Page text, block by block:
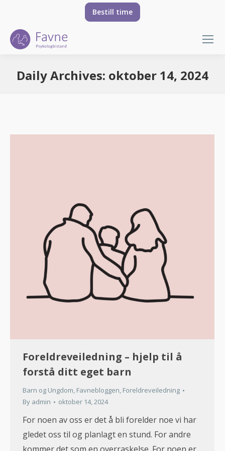
Bestill time
Daily Archives: oktober 14, 2024
Foreldreveiledning – hjelp til å
forstå ditt eget barn
Barn og Ungdom, Favnebloggen, Foreldreveiledning
By admin oktober 14, 2024
For noen av oss er det å bli forelder noe vi har
gledet oss til og planlagt en stund. For andre